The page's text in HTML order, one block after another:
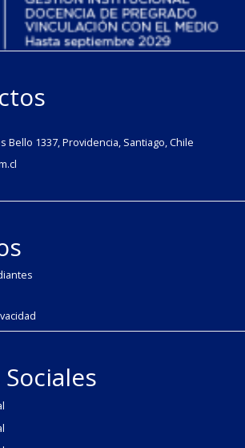
Bello 1337, Providencia, Santiago, Chile